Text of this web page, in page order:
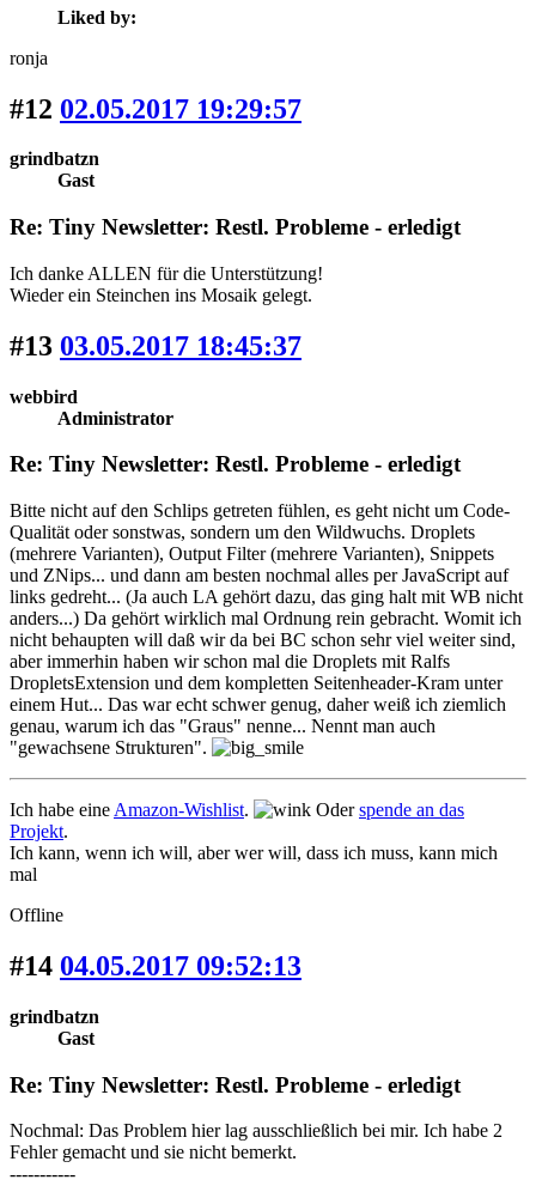
Liked by:
ronja
#12 02.05.2017 19:29:57
grindbatzn
Gast
Re: Tiny Newsletter: Restl. Probleme - erledigt
Ich danke ALLEN für die Unterstützung!
Wieder ein Steinchen ins Mosaik gelegt.
#13 03.05.2017 18:45:37
webbird
Administrator
Re: Tiny Newsletter: Restl. Probleme - erledigt
Bitte nicht auf den Schlips getreten fühlen, es geht nicht um Code-
Qualität oder sonstwas, sondern um den Wildwuchs. Droplets
(mehrere Varianten), Output Filter (mehrere Varianten), Snippets
und ZNips... und dann am besten nochmal alles per JavaScript auf
links gedreht... (Ja auch LA gehört dazu, das ging halt mit WB nicht
anders...) Da gehört wirklich mal Ordnung rein gebracht. Womit ich
nicht behaupten will daß wir da bei BC schon sehr viel weiter sind,
aber immerhin haben wir schon mal die Droplets mit Ralfs
DropletsExtension und dem kompletten Seitenheader-Kram unter
einem Hut... Das war echt schwer genug, daher weiß ich ziemlich
genau, warum ich das "Graus" nenne... Nennt man auch
"gewachsene Strukturen".
Ich habe eine Amazon-Wishlist. Oderspende an das
Projekt.
Ich kann, wenn ich will, aber wer will, dass ich muss, kann mich
mal
Offline
#14 04.05.2017 09:52:13
grindbatzn
Gast
Re: Tiny Newsletter: Restl. Probleme - erledigt
Nochmal: Das Problem hier lag ausschließlich bei mir. Ich habe 2
Fehler gemacht und sie nicht bemerkt.
-----------